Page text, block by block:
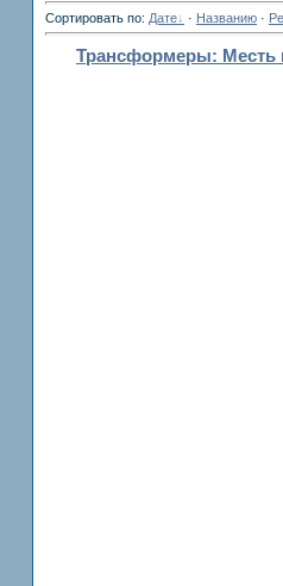
Сортировать по: Дате · Названию ·
Трансформеры: Месть